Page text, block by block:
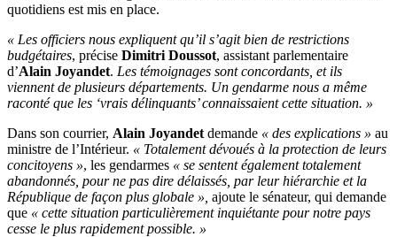
quotidiens est mis en place.
« Les officiers nous expliquent qu’il s’agit bien de restrictions
budgétaires, précise Dimitri Doussot, assistant parlementaire
d’Alain Joyandet. Les témoignages sont concordants, et ils
viennent de plusieurs départements. Un gendarme nous a même
raconté que les ‘vrais délinquants’ connaissaient cette situation. »
Dans son courrier, Alain Joyandet demande « des explications » au
ministre de l’Intérieur. « Totalement dévoués à la protection de leurs
concitoyens », les gendarmes « se sentent également totalement
abandonnés, pour ne pas dire délaissés, par leur hiérarchie et la
République de façon plus globale », ajoute le sénateur, qui demande
que « cette situation particulièrement inquiétante pour notre pays
cesse le plus rapidement possible. »